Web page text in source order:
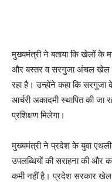
मुख्यमंत्री ने बताया कि खेलों के
और बस्तर व सरगुजा अंचल खेल
रहा है। उन्होंने कहा कि
आर्चरी अकादमी स्थापित की जा
प्रशिक्षण मिलेगा।
मुख्यमंत्री ने प्रदेश के युवा
उपलब्धियों की सराहना की और
कमी नहीं है। प्रदेश सरकार खेल